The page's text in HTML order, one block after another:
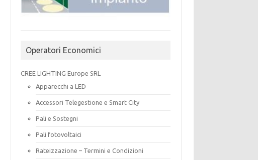
Operatori Economici
CREE LIGHTING Europe SRL
Apparecchi a LED
Accessori Telegestione e Smart City
Pali e Sostegni
Pali fotovoltaici
Rateizzazione – Termini e Condizioni